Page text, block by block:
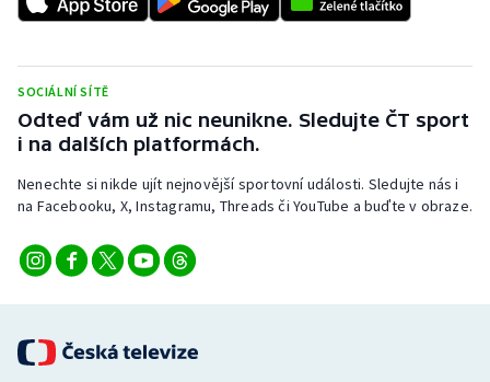
SOCIÁLNÍ SÍTĚ
Odteď vám už nic neunikne. Sledujte ČT sport
i na dalších platformách.
Nenechte si nikde ujít nejnovější sportovní události. Sledujte nás i
na Facebooku, X, Instagramu, Threads či YouTube a buďte v obraze.